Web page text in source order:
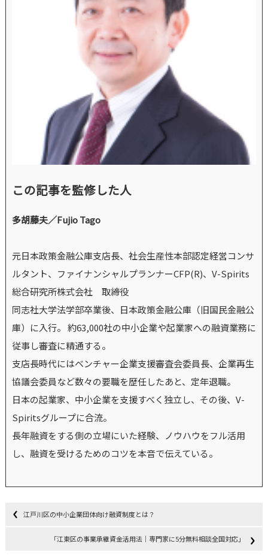
この記事を監修した人
多胡藤夫／Fujio Tago
元日本政策金融公庫支店長、社会生産性本部認定経営コンサ
ルタント、ファイナンシャルプランナーCFP(R)、V-Spirits
総合研究所株式会社 取締役
同志社大学法学部卒業後、日本政策金融公庫（旧国民金融公
庫）に入行。 約63,000社の中小企業や起業家への融資業務に
従事し審査に精通する。
支店長時代にはベンチャー企業支援審査会委員長、企業再生
協議会委員など数々の要職を歴任したあと、定年退職。
日本の起業家、中小企業を支援すべく独立し、その後、V-
Spiritsグループに合流。
長年融資をする側の立場にいた経験、ノウハウをフル活用
し、融資を受けるためのコツを本音で伝えている。
江戸川区の中小企業団体向け融資制度とは？
「江東区の事業承継資金活用法｜専門家に5分無料相談全国対応」